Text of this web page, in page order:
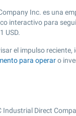
Inc. es una
interactivo para
USD.
el impulso
para operaro
Industrial Direct